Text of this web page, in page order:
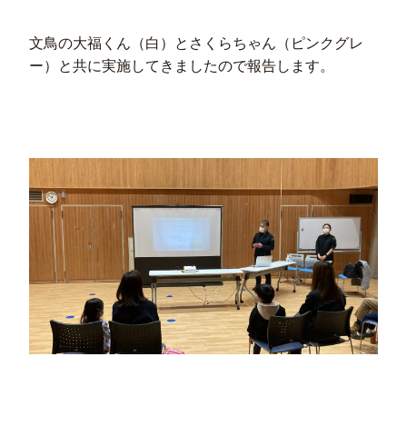
文鳥の大福くん（白）とさくらちゃん（ピンクグレ
ー）と共に実施してきましたので報告します。